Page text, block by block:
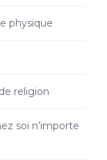
physique
religion
soi n’importe